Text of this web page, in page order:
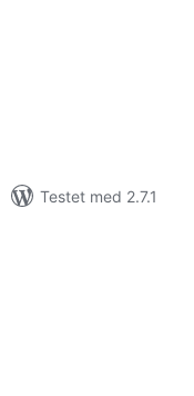
Testet med 2.7.1